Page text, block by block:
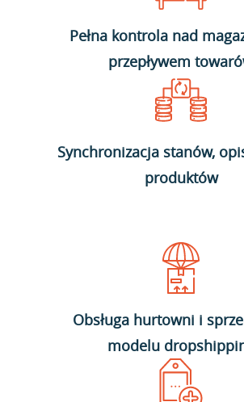
Pełna kontrola nad
przepływem
Synchronizacja stanów,
produktów
Obsługa hurtowni i
modelu